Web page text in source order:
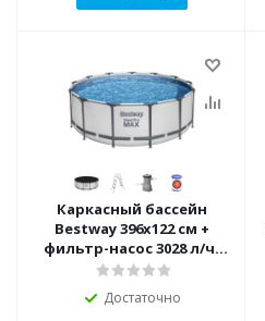
Каркасный бассейн
Bestway 396х122 см +
фильтр-насос 3028 л/ч,
тент, лестница (5618W
Достаточно